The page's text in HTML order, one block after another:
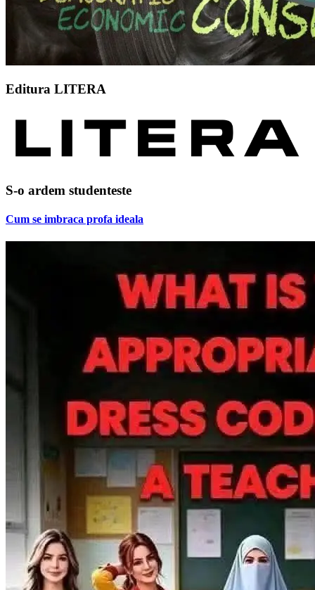
Editura LITERA
S-o ardem studenteste
Cum se imbraca profa ideala